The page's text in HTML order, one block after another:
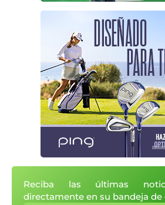
Reciba las últimas
directamente en su bandeja de